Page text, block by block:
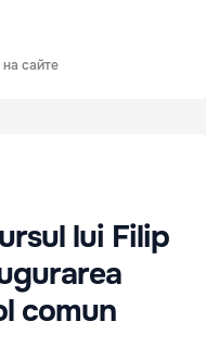
сайте
lui Filip
comun